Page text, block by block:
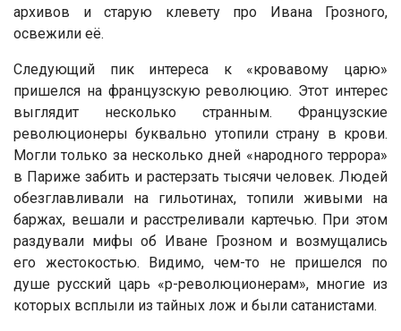
архивов и старую клевету про Ивана Грозного,
освежили её.
Следующий пик интереса к «кровавому царю»
пришелся на французскую революцию. Этот интерес
выглядит несколько странным. Французские
революционеры буквально утопили страну в крови.
Могли только за несколько дней «народного террора»
в Париже забить и растерзать тысячи человек. Людей
обезглавливали на гильотинах, топили живыми на
баржах, вешали и расстреливали картечью. При этом
раздували мифы об Иване Грозном и возмущались
его жестокостью. Видимо, чем-то не пришелся по
душе русский царь «р-революционерам», многие из
которых всплыли из тайных лож и были сатанистами.